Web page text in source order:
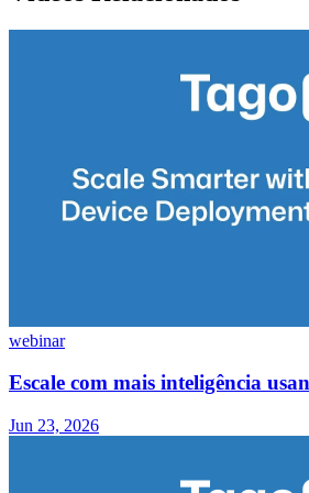
webinar
Escale com mais inteligência
Jun 23, 2026